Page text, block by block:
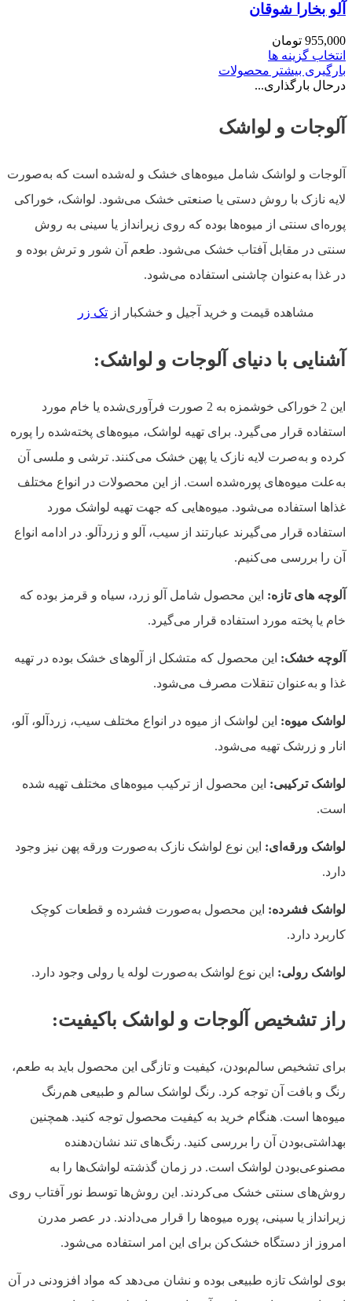
آلو بخارا شوقان
955,000 تومان
انتخاب گزینه ها
بارگیری بیشتر محصولات
درحال بارگذاری...
آلوجات و لواشک
آلوجات و لواشک شامل میوه‌های خشک و له‌شده است که به‌صورت
لایه نازک با روش دستی یا صنعتی خشک می‌شود. لواشک، خوراکی
پوره‌ای سنتی از میوه‌ها بوده که روی زیرانداز یا سینی به روش
سنتی در مقابل آفتاب خشک می‌شود. طعم آن شور و ترش بوده و
در غذا به‌عنوان چاشنی استفاده می‌شود.
مشاهده قیمت و خرید آجیل و خشکبار از تک زر
آشنایی با دنیای آلوجات و لواشک:
این 2 خوراکی خوشمزه به 2 صورت فرآوری‌شده یا خام مورد
استفاده قرار می‌گیرد. برای تهیه لواشک، میوه‌های پخته‌شده را پوره
کرده و به‌صرت لایه نازک یا پهن خشک می‌کنند. ترشی و ملسی آن
به‌علت میوه‌های پوره‌شده است. از این محصولات در انواع مختلف
غذاها استفاده می‌شود. میوه‌هایی که جهت تهیه لواشک مورد
استفاده قرار می‌گیرند عبارتند از سیب، آلو و زردآلو. در ادامه انواع
آن را بررسی می‌کنیم.
آلوچه های تازه: این محصول شامل آلو زرد، سیاه و قرمز بوده که
خام یا پخته مورد استفاده قرار می‌گیرد.
آلوچه خشک: این محصول که متشکل از آلوهای خشک بوده در تهیه
غذا و به‌عنوان تنقلات مصرف می‌شود.
لواشک میوه: این لواشک از میوه در انواع مختلف سیب، زردآلو، آلو،
انار و زرشک تهیه می‌شود.
لواشک ترکیبی: این محصول از ترکیب میوه‌های مختلف تهیه شده
است.
لواشک ورقه‌ای: این نوع لواشک نازک به‌صورت ورقه پهن نیز وجود
دارد.
لواشک فشرده: این محصول به‌صورت فشرده و قطعات کوچک
کاربرد دارد.
لواشک رولی: این نوع لواشک به‌صورت لوله‌ یا رولی وجود دارد.
راز تشخیص آلوجات و لواشک باکیفیت:
برای تشخیص سالم‌بودن، کیفیت و تازگی این محصول باید به طعم،
رنگ و بافت آن توجه کرد. رنگ لواشک سالم و طبیعی هم‌رنگ
میوه‌ها است. هنگام خرید به کیفیت محصول توجه کنید. همچنین
بهداشتی‌بودن آن را بررسی کنید. رنگ‌های تند نشان‌دهنده
مصنوعی‌بودن لواشک است. در زمان گذشته لواشک‌ها را به
روش‌های سنتی خشک می‌کردند. این روش‌ها توسط نور آفتاب روی
زیرانداز یا سینی، پوره میوه‌ها را قرار می‌دادند. در عصر مدرن
امروز از دستگاه خشک‌کن برای این امر استفاده می‌شود.
بوی لواشک تازه طبیعی بوده و نشان می‌دهد که مواد افزودنی در آن